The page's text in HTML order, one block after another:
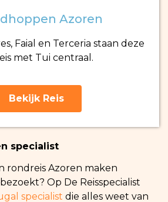
Azoren
Faial en Terceria staan deze
met Tui centraal.
Bekijk Reis
specialist
rondreis Azoren maken
Op De Reisspecialist
specialist die alles weet van